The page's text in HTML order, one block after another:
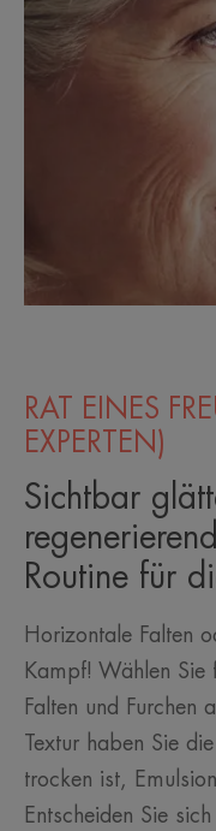
RAT EINES
EXPERTEN)
Sichtbar
Routine für
Horizontale Falten
Kampf! Wählen Sie
Falten und Furchen
Textur haben Sie
trocken ist,
Entscheiden Sie